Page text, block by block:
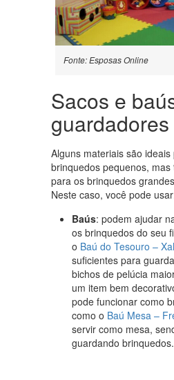
Fonte: Esposas Online
Sacos e
guardadores
Alguns materiais são
brinquedos pequenos,
para os brinquedos
Neste caso, você pode
Baús: podem ajudar
os brinquedos do seu
o Baú do Tesouro –
suficientes para
bichos de pelúcia
um item bem
pode funcionar como
como o Baú Mesa –
servir como mesa,
guardando brinquedos.